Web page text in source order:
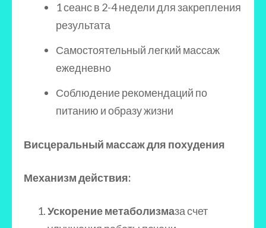
1 сеанс в 2-4 недели для закрепления
результата
Самостоятельный легкий массаж
ежедневно
Соблюдение рекомендаций по
питанию и образу жизни
Висцеральный массаж для похудения
Механизм действия:
Ускорение метаболизмаза счет